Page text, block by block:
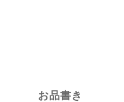
お品書き